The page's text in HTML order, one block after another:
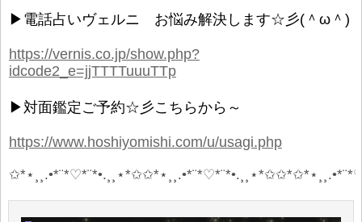
▶電話占いヴェルニ お悩み解決します☆彡(＾ω＾)
https://vernis.co.jp/show.php?
idcode2_e=jjTTTTuuuTTp
▶対面鑑定ご予約☆彡こちらから～
https://www.hoshiyomishi.com/u/usagi.php